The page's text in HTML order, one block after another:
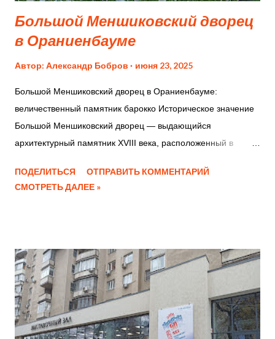
Большой Меншиковский дворец
в Ораниенбауме
Автор: Александр Бобров июня 23, 2025
Большой Меншиковский дворец в Ораниенбауме:
величественный памятник барокко Историческое значение
Большой Меншиковский дворец — выдающийся
архитектурный памятник XVIII века, расположенный в
дворец является первым каменным сооружением
дворцово-паркового ансамбля и ярким образцом
Трезини. Здание представляет собой трехчастную
композицию, где центральный корпус соединен с боковыми
павильонами двухъярусными галереями. Величественный
памятник эпохи Большой Меншиковский дворец —
жемчужина дворцово-паркового ансамбля Ораниенбаума,
ПОДЕЛИТЬСЯ
ОТПРАВИТЬ КОММЕНТАРИЙ
СМОТРЕТЬ ДАЛЕЕ »